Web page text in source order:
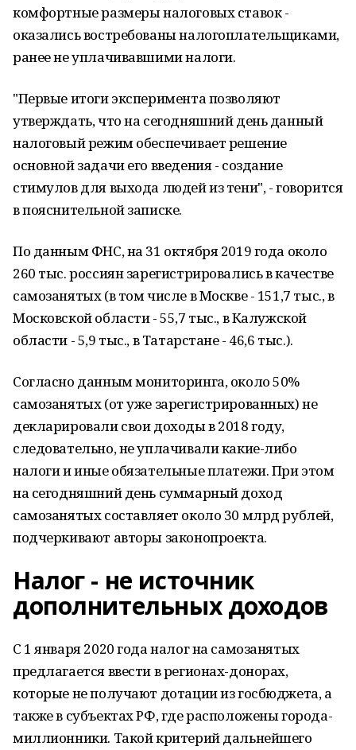
комфортные размеры налоговых ставок -
оказались востребованы налогоплательщиками,
ранее не уплачивавшими налоги.
"Первые итоги эксперимента позволяют
утверждать, что на сегодняшний день данный
налоговый режим обеспечивает решение
основной задачи его введения - создание
стимулов для выхода людей из тени", - говорится
в пояснительной записке.
По данным ФНС, на 31 октября 2019 года около
260 тыс. россиян зарегистрировались в качестве
самозанятых (в том числе в Москве - 151,7 тыс., в
Московской области - 55,7 тыс., в Калужской
области - 5,9 тыс., в Татарстане - 46,6 тыс.).
Согласно данным мониторинга, около 50%
самозанятых (от уже зарегистрированных) не
декларировали свои доходы в 2018 году,
следовательно, не уплачивали какие-либо
налоги и иные обязательные платежи. При этом
на сегодняшний день суммарный доход
самозанятых составляет около 30 млрд рублей,
подчеркивают авторы законопроекта.
Налог - не источник
дополнительных доходов
С 1 января 2020 года налог на самозанятых
предлагается ввести в регионах-донорах,
которые не получают дотации из госбюджета, а
также в субъектах РФ, где расположены города-
миллионники. Такой критерий дальнейшего